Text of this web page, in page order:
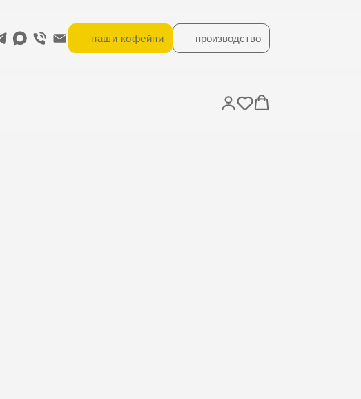
наши кофейни производство